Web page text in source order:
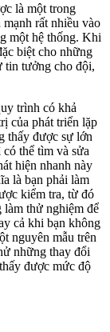
là một trong
rất nhiều vào
một hệ thống. Khi
biệt cho những
tin tưởng cho đội,
trình có khả
của phát triển lặp
thấy được sự lớn
thể tìm và sửa
hiện nhanh này
là bạn phải làm
kiểm tra, từ đó
thử nghiệm để
cả khi bạn không
nguyên mẫu trên
những thay đổi
được mức độ